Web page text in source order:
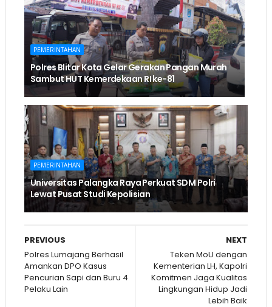
PEMERINTAHAN
Polres Blitar Kota Gelar Gerakan Pangan Murah
Sambut HUT Kemerdekaan RI ke-81
PEMERINTAHAN
Universitas Palangka Raya Perkuat SDM Polri
Lewat Pusat Studi Kepolisian
NEXT
Teken MoU dengan
Kementerian LH, Kapolri
Komitmen Jaga Kualitas
Lingkungan Hidup Jadi
Lebih Baik
PREVIOUS
Polres Lumajang Berhasil
Amankan DPO Kasus
Pencurian Sapi dan Buru 4
Pelaku Lain